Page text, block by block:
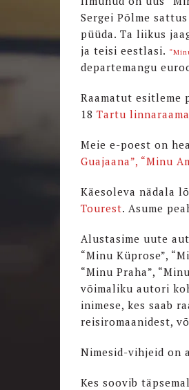
Sergei Põlme
püüda. Ta liikus
ja teisi eestlasi.
departemangu
Raamatut esitleme
18 Tartu
Meie e-poest on
Guajaana”, “Minu
Käesoleva nädala
Tourest. Asume
Alustasime uute
“Minu Küprose”,
“Minu Praha”,
võimaliku autori
inimese, kes saab
reisiromaanidest,
Nimesid-vihjeid on
Kes soovib